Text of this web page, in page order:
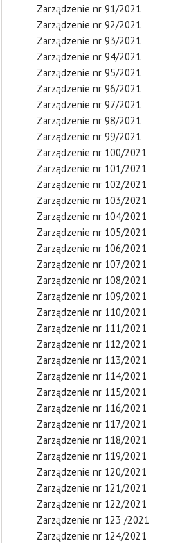
Zarządzenie nr 91/2021
Zarządzenie nr 92/2021
Zarządzenie nr 93/2021
Zarządzenie nr 94/2021
Zarządzenie nr 95/2021
Zarządzenie nr 96/2021
Zarządzenie nr 97/2021
Zarządzenie nr 98/2021
Zarządzenie nr 99/2021
Zarządzenie nr 100/2021
Zarządzenie nr 101/2021
Zarządzenie nr 102/2021
Zarządzenie nr 103/2021
Zarządzenie nr 104/2021
Zarządzenie nr 105/2021
Zarządzenie nr 106/2021
Zarządzenie nr 107/2021
Zarządzenie nr 108/2021
Zarządzenie nr 109/2021
Zarządzenie nr 110/2021
Zarządzenie nr 111/2021
Zarządzenie nr 112/2021
Zarządzenie nr 113/2021
Zarządzenie nr 114/2021
Zarządzenie nr 115/2021
Zarządzenie nr 116/2021
Zarządzenie nr 117/2021
Zarządzenie nr 118/2021
Zarządzenie nr 119/2021
Zarządzenie nr 120/2021
Zarządzenie nr 121/2021
Zarządzenie nr 122/2021
Zarządzenie nr 123 /2021
Zarządzenie nr 124/2021